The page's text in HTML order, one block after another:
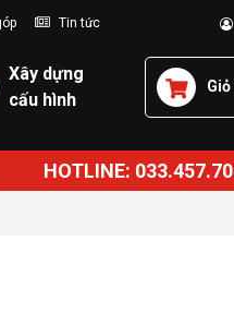
Tin tức
Xây dựng
cấu hình
HOTLINE: